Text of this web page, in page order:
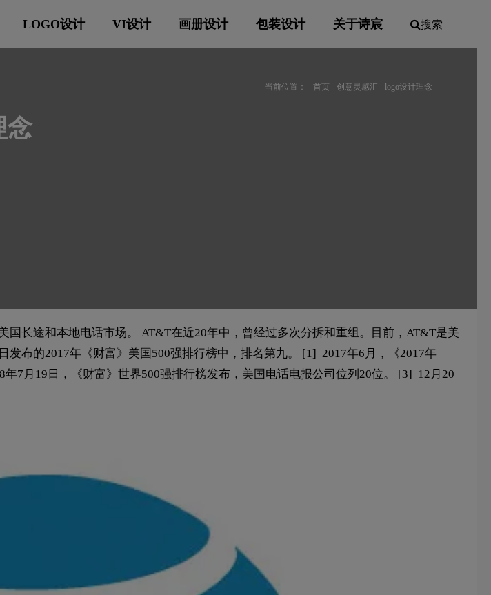
LOGO设计 VI设计 画册设计 包装设计 关于诗宸 搜索
当前位置： 首页 创意灵感汇
logo设计理念
念
长途和本地电话市场。 AT&T在近20年中，曾经过多次分拆和重组。目前，AT&T是美
布的2017年《财富》美国500强排行榜中，排名第九。 [1] 2017年6月，《2017年
7月19日，《财富》世界500强排行榜发布，美国电话电报公司位列20位。 [3] 12月20